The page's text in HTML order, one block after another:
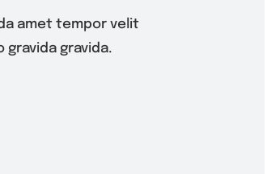
amet tempor velit
gravida gravida.